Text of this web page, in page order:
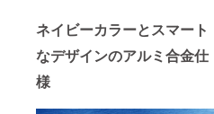
ネイビーカラーとスマート
なデザインのアルミ合金仕
様